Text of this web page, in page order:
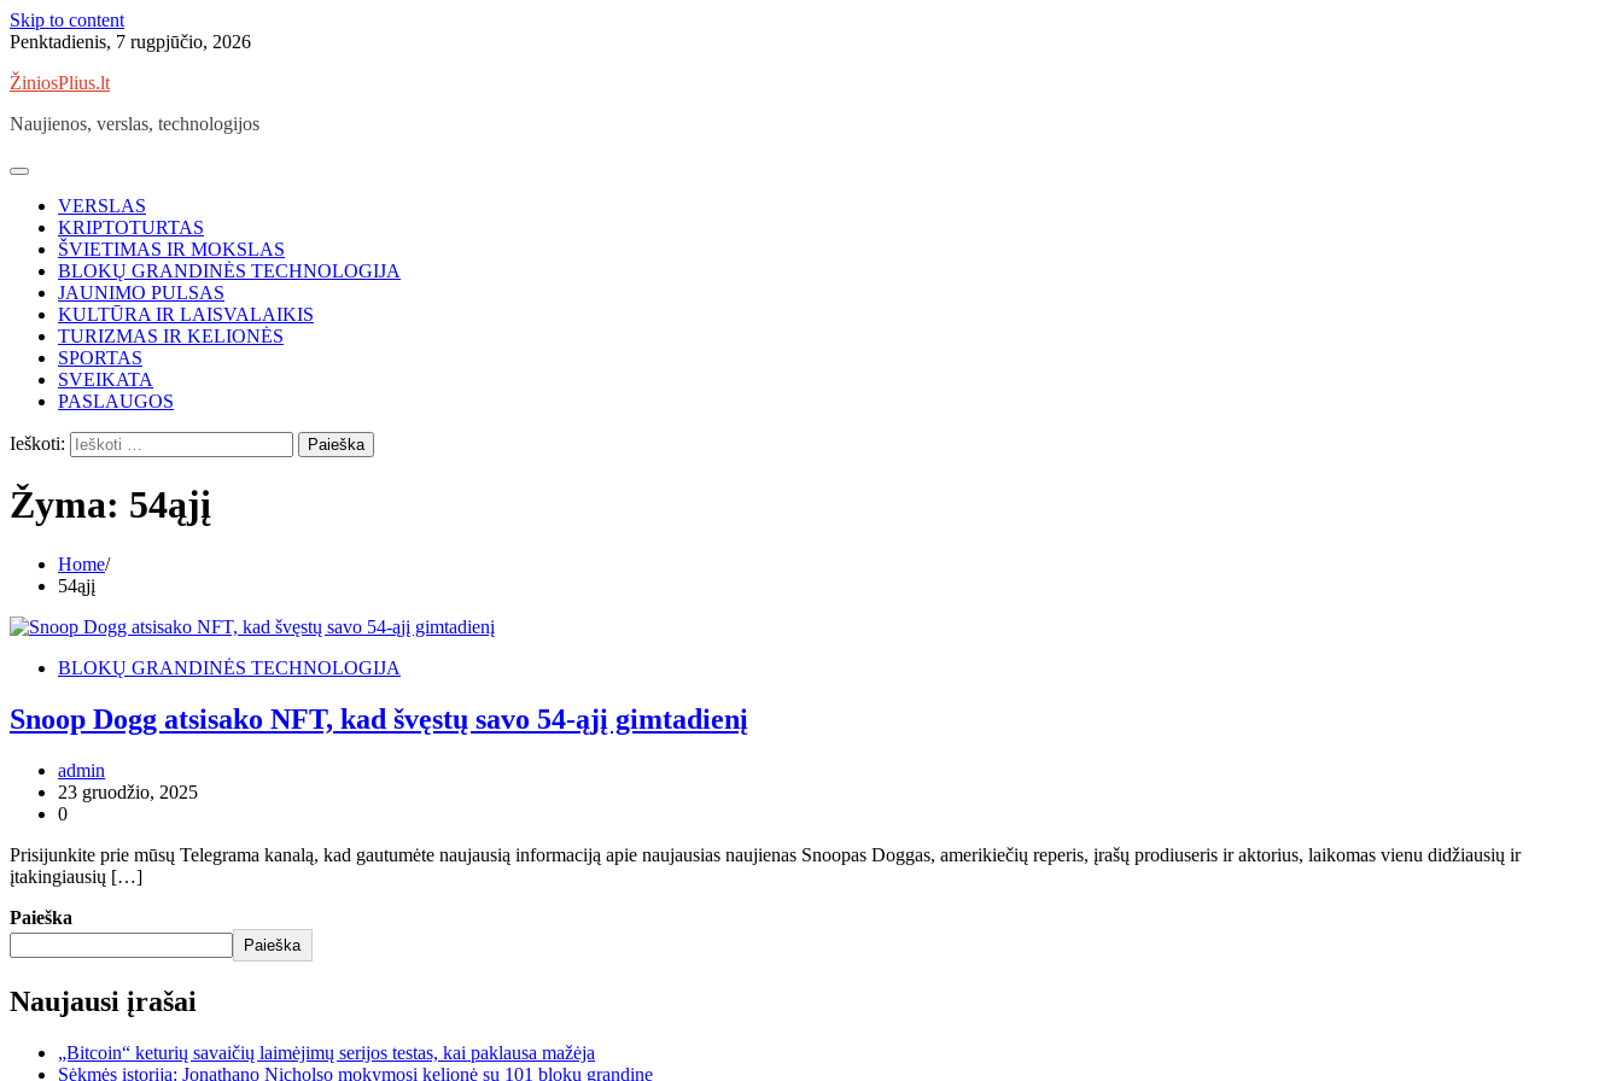
Skip to content
Penktadienis, 7 rugpjūčio, 2026
ŽiniosPlius.lt
Naujienos, verslas, technologijos
VERSLAS
KRIPTOTURTAS
ŠVIETIMAS IR MOKSLAS
BLOKŲ GRANDINĖS TECHNOLOGIJA
JAUNIMO PULSAS
KULTŪRA IR LAISVALAIKIS
TURIZMAS IR KELIONĖS
SPORTAS
SVEIKATA
PASLAUGOS
Ieškoti:
Žyma: 54ąjį
Home
54ąjį
BLOKŲ GRANDINĖS TECHNOLOGIJA
Snoop Dogg atsisako NFT, kad švęstų savo 54-ąjį gimtadienį
admin
23 gruodžio, 2025
0
Prisijunkite prie mūsų Telegrama kanalą, kad gautumėte naujausią informaciją apie naujausias naujienas Snoopas Doggas, amerikiečių reperis, įrašų prodiuseris ir aktorius, laikomas vienu didžiausių ir
įtakingiausių […]
Paieška
Paieška
Naujausi įrašai
„Bitcoin“ keturių savaičių laimėjimų serijos testas, kai paklausa mažėja
Sėkmės istorija: Jonathano Nicholso mokymosi kelionė su 101 blokų grandine